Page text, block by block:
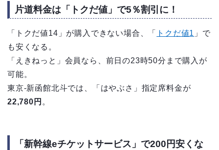
片道料金は「トクだ値」で5％割引に！
「トクだ値14」が購入できない場合、「 トクだ値1 」で
も安くなる。
「えきねっと」会員なら、前日の23時50分まで購入が
可能。
東京-新函館北斗では、「はやぶさ」指定席料金が
22,780円 。
「新幹線eチケットサービス」で200円安くな